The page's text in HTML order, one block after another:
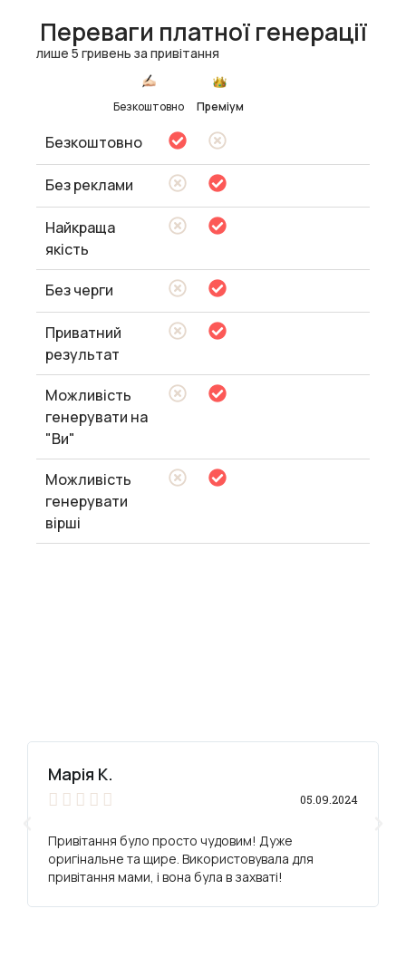
Переваги платної генерації
лише 5 гривень за привітання
Безкоштовно Преміум
Безкоштовно
Без реклами
Найкраща
якість
Без черги
Приватний
результат
Можливість
генерувати на
"Ви"
Можливість
генерувати
вірші
Марія К.
     05.09.2024
Привітання було просто чудовим! Дуже
оригінальне та щире. Використовувала для
привітання мами, і вона була в захваті!